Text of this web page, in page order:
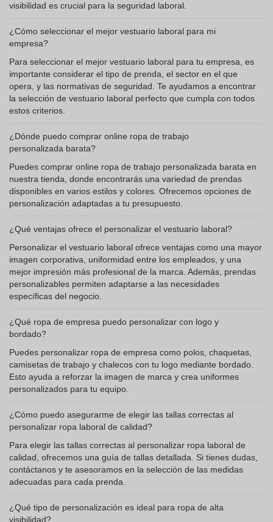
visibilidad es crucial para la seguridad laboral.
¿Cómo seleccionar el mejor vestuario laboral para mi
empresa?
Para seleccionar el mejor vestuario laboral para tu empresa, es
importante considerar el tipo de prenda, el sector en el que
opera, y las normativas de seguridad. Te ayudamos a encontrar
la selección de vestuario laboral perfecto que cumpla con todos
estos criterios.
¿Dónde puedo comprar online ropa de trabajo
personalizada barata?
Puedes comprar online ropa de trabajo personalizada barata en
nuestra tienda, donde encontrarás una variedad de prendas
disponibles en varios estilos y colores. Ofrecemos opciones de
personalización adaptadas a tu presupuesto.
¿Qué ventajas ofrece el personalizar el vestuario laboral?
Personalizar el vestuario laboral ofrece ventajas como una mayor
imagen corporativa, uniformidad entre los empleados, y una
mejor impresión más profesional de la marca. Además, prendas
personalizables permiten adaptarse a las necesidades
específicas del negocio.
¿Qué ropa de empresa puedo personalizar con logo y
bordado?
Puedes personalizar ropa de empresa como polos, chaquetas,
camisetas de trabajo y chalecos con tu logo mediante bordado.
Esto ayuda a reforzar la imagen de marca y crea uniformes
personalizados para tu equipo.
¿Cómo puedo asegurarme de elegir las tallas correctas al
personalizar ropa laboral de calidad?
Para elegir las tallas correctas al personalizar ropa laboral de
calidad, ofrecemos una guía de tallas detallada. Si tienes dudas,
contáctanos y te asesoramos en la selección de las medidas
adecuadas para cada prenda.
¿Qué tipo de personalización es ideal para ropa de alta
visibilidad?